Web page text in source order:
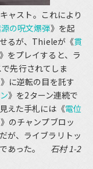
ャスト。これにより
の呪文爆弾》を起
るが、Thieleが《貫
》をプレイすると、ラ
先行されてしま
》に逆転の目を託す
》を2ターン連続で
えた手札には《電位
》のチャンプブロッ
が、ライブラリトッ
あった。 石村 1-2